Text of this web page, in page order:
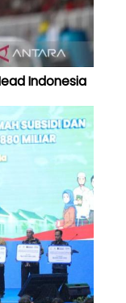
Indonesia